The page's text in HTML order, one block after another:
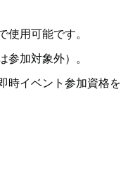
用可能です。
加対象外）。
時イベント参加資格を